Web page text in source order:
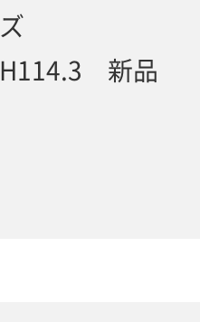
新品